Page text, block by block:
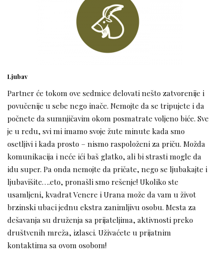
Ljubav
Partner će tokom ove sedmice delovati nešto zatvorenije i
povučenije u sebe nego inače. Nemojte da se tripujete i da
počnete da sumnjičavim okom posmatrate voljeno biće. Sve
je u redu, svi mi imamo svoje žute minute kada smo
osetljivi i kada prosto – nismo raspoloženi za priču. Možda
komunikacija i neće ići baš glatko, ali bi strasti mogle da
idu super. Pa onda nemojte da pričate, nego se ljubakajte i
ljubavišite….eto, pronašli smo rešenje! Ukoliko ste
usamljeni, kvadrat Venere i Urana može da vam u život
brzinski ubaci jednu ekstra zanimljivu osobu. Mesta za
dešavanja su druženja sa prijateljima, aktivnosti preko
društvenih mreža, izlasci. Uživaćete u prijatnim
kontaktima sa ovom osobom!